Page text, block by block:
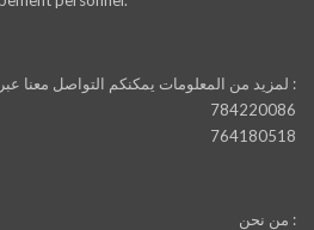
لمزيد من المعلومات يمكنكم التواصل معنا عبر الأرقام التالية :
784220086
764180518
من نحن :